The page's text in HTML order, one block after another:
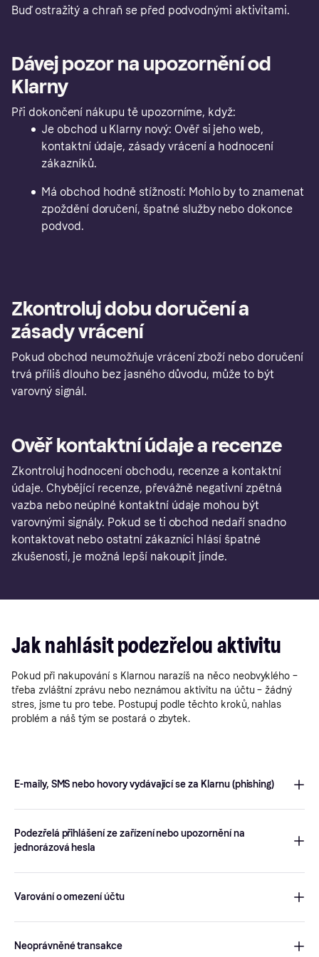
Buď ostražitý a chraň se před podvodnými aktivitami.
Dávej pozor na upozornění od
Klarny
Při dokončení nákupu tě upozorníme, když:
Je obchod u Klarny nový: Ověř si jeho web,
kontaktní údaje, zásady vrácení a hodnocení
zákazníků.
Má obchod hodně stížností: Mohlo by to znamenat
zpoždění doručení, špatné služby nebo dokonce
podvod.
Zkontroluj dobu doručení a
zásady vrácení
Pokud obchod neumožňuje vrácení zboží nebo doručení
trvá příliš dlouho bez jasného důvodu, může to být
varovný signál.
Ověř kontaktní údaje a recenze
Zkontroluj hodnocení obchodu, recenze a kontaktní
údaje. Chybějící recenze, převážně negativní zpětná
vazba nebo neúplné kontaktní údaje mohou být
varovnými signály. Pokud se ti obchod nedaří snadno
kontaktovat nebo ostatní zákazníci hlásí špatné
zkušenosti, je možná lepší nakoupit jinde.
Jak nahlásit podezřelou aktivitu
Pokud při nakupování s Klarnou narazíš na něco neobvyklého –
třeba zvláštní zprávu nebo neznámou aktivitu na účtu – žádný
stres, jsme tu pro tebe. Postupuj podle těchto kroků, nahlas
problém a náš tým se postará o zbytek.
E-maily, SMS nebo hovory vydávající se za Klarnu (phishing)
jakékoli informace, kontaktuj zákaznickou podporu přímo v
apce Klarna, aby nedošlo k neoprávněné aktivitě na tvém účtu.
kód.
Podezřelá přihlášení ze zařízení nebo upozornění na
jednorázová hesla
heslo a v případě potřeby kontaktuj zákaznickou podporu v
Varování o omezení účtu
účet omezený, použij apku k ověření svých údajů a vyřešení
Neoprávněné transakce